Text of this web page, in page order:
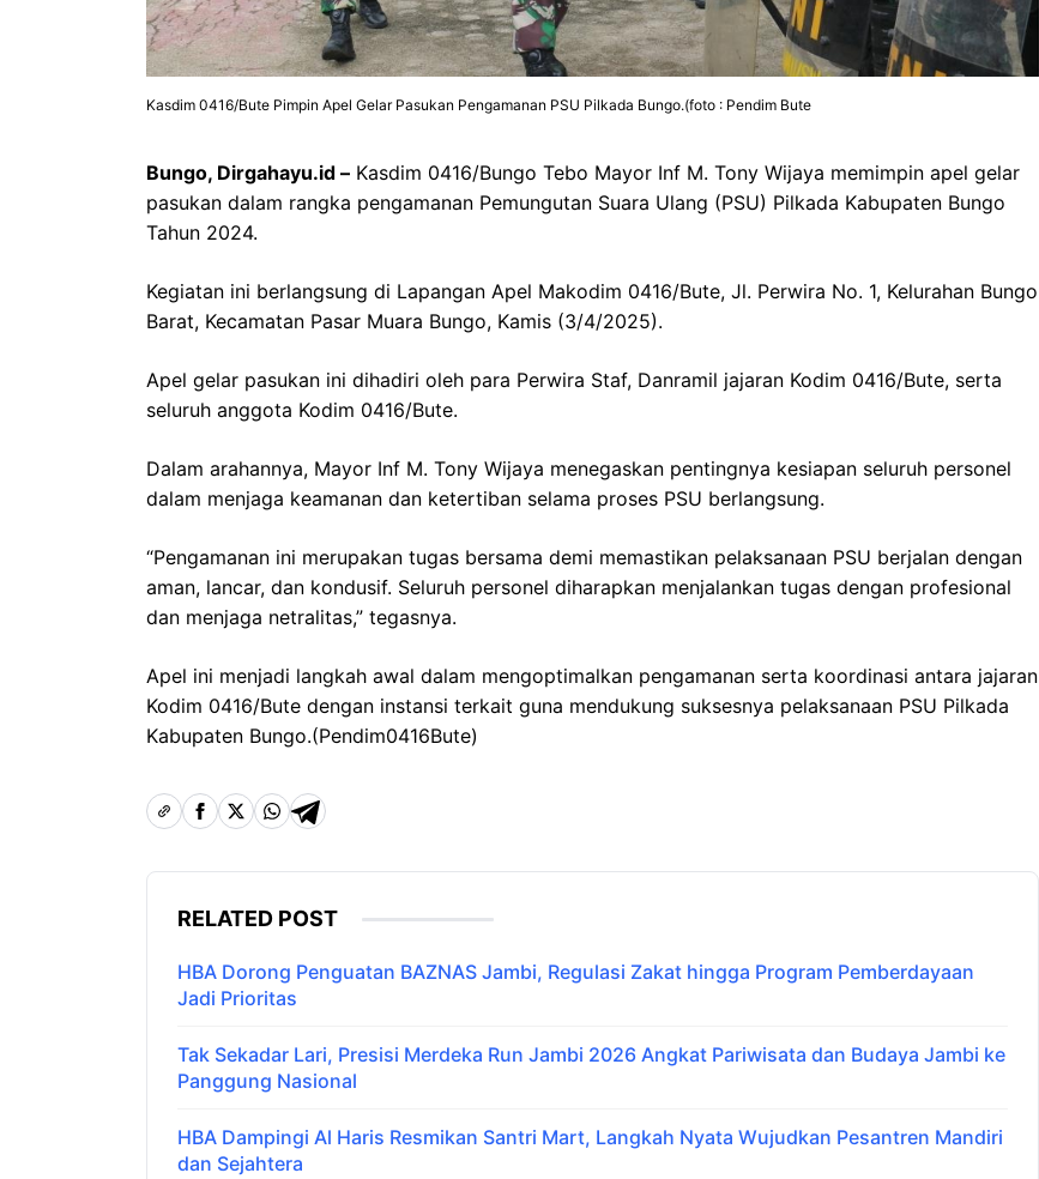
Kasdim 0416/Bute Pimpin Apel Gelar Pasukan Pengamanan PSU Pilkada Bungo.(foto : Pendim Bute
Bungo, Dirgahayu.id – Kasdim 0416/Bungo Tebo Mayor Inf M. Tony Wijaya memimpin apel gelar
pasukan dalam rangka pengamanan Pemungutan Suara Ulang (PSU) Pilkada Kabupaten Bungo
Tahun 2024.
Kegiatan ini berlangsung di Lapangan Apel Makodim 0416/Bute, Jl. Perwira No. 1, Kelurahan Bungo
Barat, Kecamatan Pasar Muara Bungo, Kamis (3/4/2025).
Apel gelar pasukan ini dihadiri oleh para Perwira Staf, Danramil jajaran Kodim 0416/Bute, serta
seluruh anggota Kodim 0416/Bute.
Dalam arahannya, Mayor Inf M. Tony Wijaya menegaskan pentingnya kesiapan seluruh personel
dalam menjaga keamanan dan ketertiban selama proses PSU berlangsung.
“Pengamanan ini merupakan tugas bersama demi memastikan pelaksanaan PSU berjalan dengan
aman, lancar, dan kondusif. Seluruh personel diharapkan menjalankan tugas dengan profesional
dan menjaga netralitas,” tegasnya.
Apel ini menjadi langkah awal dalam mengoptimalkan pengamanan serta koordinasi antara jajaran
Kodim 0416/Bute dengan instansi terkait guna mendukung suksesnya pelaksanaan PSU Pilkada
Kabupaten Bungo.(Pendim0416Bute)
RELATED POST
HBA Dorong Penguatan BAZNAS Jambi, Regulasi Zakat hingga Program Pemberdayaan
Jadi Prioritas
Tak Sekadar Lari, Presisi Merdeka Run Jambi 2026 Angkat Pariwisata dan Budaya Jambi ke
Panggung Nasional
HBA Dampingi Al Haris Resmikan Santri Mart, Langkah Nyata Wujudkan Pesantren Mandiri
dan Sejahtera